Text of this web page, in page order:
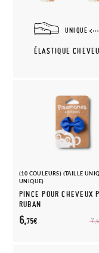
UNIQUE
ÉLASTIQUE
(10 COULEURS) (TAILLE
UNIQUE)
PINCE POUR CHEVEUX
RUBAN
7,
6,75€